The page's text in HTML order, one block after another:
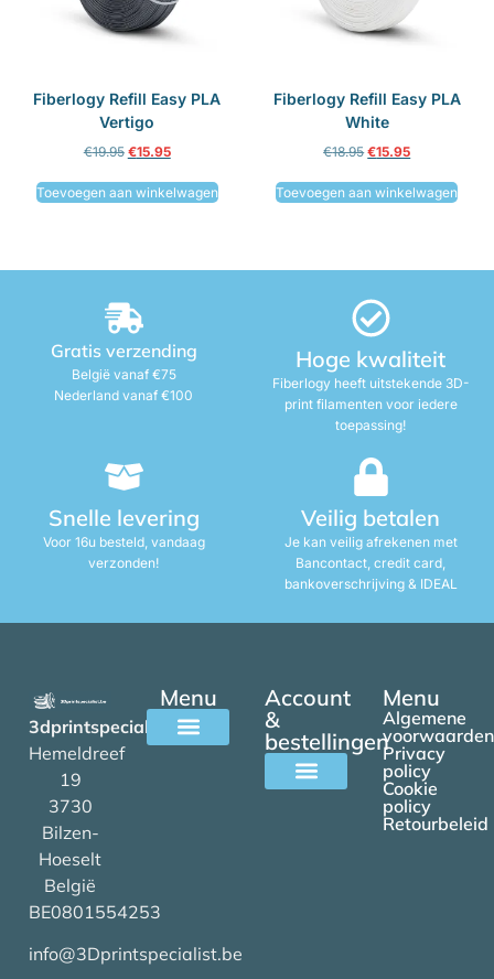
Fiberlogy Refill Easy PLA
Vertigo
€19.95 €15.95
Toevoegen aan winkelwagen
Fiberlogy Refill Easy PLA
White
€18.95 €15.95
Toevoegen aan winkelwagen
Gratis verzending
België vanaf €75
Nederland vanaf €100
Hoge kwaliteit
Fiberlogy heeft uitstekende 3D-
print filamenten voor iedere
toepassing!
Snelle levering
Voor 16u besteld, vandaag
verzonden!
Veilig betalen
Je kan veilig afrekenen met
Bancontact, credit card,
bankoverschrijving & IDEAL
3dprintspecialist.be
Hemeldreef
19
3730
Bilzen-
Hoeselt
België
BE0801554253
info@3Dprintspecialist.be
Menu
Account
&
bestellingen
Menu
Algemene
voorwaarden
Privacy
policy
Cookie
policy
Retourbeleid